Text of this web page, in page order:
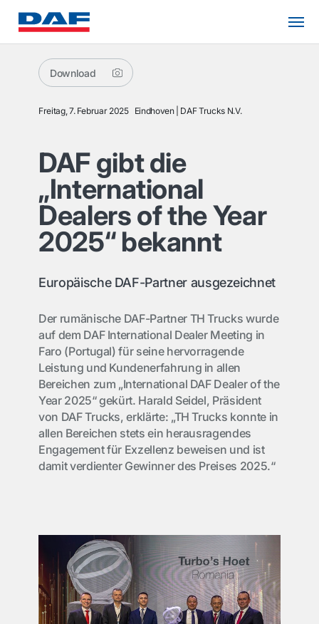
Download
Freitag, 7. Februar 2025 Eindhoven DAF Trucks N.V.
DAF gibt die
„International
Dealers of the Year
2025“ bekannt
Europäische DAF-Partner ausgezeichnet
Der rumänische DAF-Partner TH Trucks wurde
auf dem DAF International Dealer Meeting in
Faro (Portugal) für seine hervorragende
Leistung und Kundenerfahrung in allen
Bereichen zum „International DAF Dealer of the
Year 2025“ gekürt. Harald Seidel, Präsident
von DAF Trucks, erklärte: „TH Trucks konnte in
allen Bereichen stets ein herausragendes
Engagement für Exzellenz beweisen und ist
damit verdienter Gewinner des Preises 2025.“